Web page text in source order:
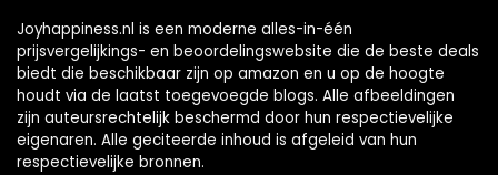
Joyhappiness.nl is een moderne alles-in-één
prijsvergelijkings- en beoordelingswebsite die de beste deals
biedt die beschikbaar zijn op amazon en u op de hoogte
houdt via de laatst toegevoegde blogs. Alle afbeeldingen
zijn auteursrechtelijk beschermd door hun respectievelijke
eigenaren. Alle geciteerde inhoud is afgeleid van hun
respectievelijke bronnen.